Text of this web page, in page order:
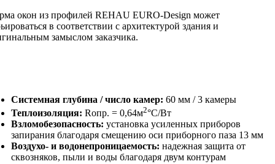
окон из профилей REHAU EURO-Design может
в соответствии с архитектурой здания и
замыслом заказчика.
Системная глубина / число камер: 60 мм / 3 камеры
Теплоизоляция: Rопр. = 0,64м2°С/Вт
Взломобезопасность: установка усиленных приборов
запирания благодаря смещению оси приборного паза 13 мм
Воздухо- и водонепроницаемость: надежная защита от
сквозняков, пыли и воды благодаря двум контурам